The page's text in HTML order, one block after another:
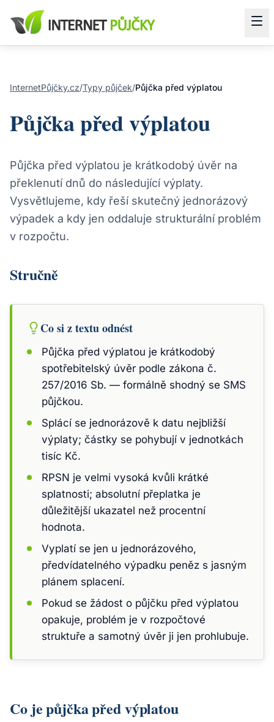
InternetPůjčky.cz/Typy půjček/Půjčka před výplatou
Půjčka před výplatou
Půjčka před výplatou je krátkodobý úvěr na
překlenutí dnů do následující výplaty.
Vysvětlujeme, kdy řeší skutečný jednorázový
výpadek a kdy jen oddaluje strukturální problém
v rozpočtu.
Stručně
Co si z textu odnést
Půjčka před výplatou je krátkodobý
spotřebitelský úvěr podle zákona č.
257/2016 Sb. — formálně shodný se SMS
půjčkou.
Splácí se jednorázově k datu nejbližší
výplaty; částky se pohybují v jednotkách
tisíc Kč.
RPSN je velmi vysoká kvůli krátké
splatnosti; absolutní přeplatka je
důležitější ukazatel než procentní
hodnota.
Vyplatí se jen u jednorázového,
předvídatelného výpadku peněz s jasným
plánem splacení.
Pokud se žádost o půjčku před výplatou
opakuje, problém je v rozpočtové
struktuře a samotný úvěr ji jen prohlubuje.
Co je půjčka před výplatou